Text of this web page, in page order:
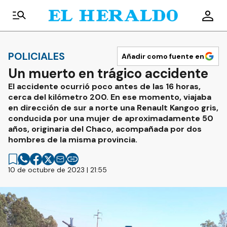
POLICIALES Añadir como fuente en
Un muerto en trágico accidente
El accidente ocurrió poco antes de las 16 horas,
cerca del kilómetro 200. En ese momento, viajaba
en dirección de sur a norte una Renault Kangoo gris,
conducida por una mujer de aproximadamente 50
años, originaria del Chaco, acompañada por dos
hombres de la misma provincia.
10 de octubre de 2023 | 21:55